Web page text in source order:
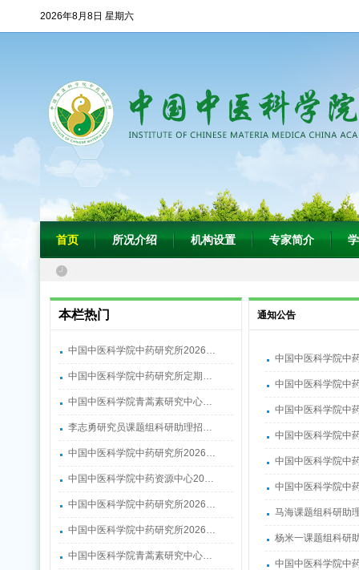
2026年8月8日 星期六
首页 所况介绍 机构设置 专家简介
本栏热门
中国中医科学院中药研究所2026…
中国中医科学院中药研究所定期…
中国中医科学院青蒿素研究中心…
李志勇研究员课题组科研助理招…
中国中医科学院中药研究所2026…
中国中医科学院中药资源中心20…
中国中医科学院中药研究所2026…
中国中医科学院中药研究所2026…
中国中医科学院青蒿素研究中心…
通知公告
中国中医科学院中
中国中医科学院中
中国中医科学院中
中国中医科学院中
中国中医科学院中
中国中医科学院中
马海课题组科研助
杨米一课题组科研
中国中医科学院中